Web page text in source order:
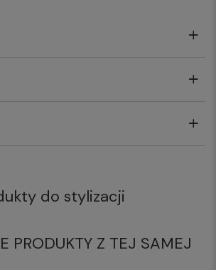
do stylizacji
PRODUKTY Z TEJ SAMEJ